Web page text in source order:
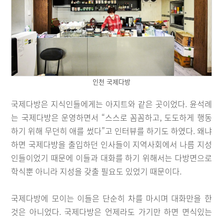
인천 국제다방
국제다방은 지식인들에게는 아지트와 같은 곳이었다. 윤석례
는 국제다방은 운영하면서 “스스로 꼼꼼하고, 도도하게 행동
하기 위해 무던히 애를 썼다”고 인터뷰를 하기도 하였다. 왜냐
하면 국제다방을 출입하던 인사들이 지역사회에서 나름 지성
인들이었기 때문에 이들과 대화를 하기 위해서는 다방면으로
학식뿐 아니라 지성을 갖출 필요도 있었기 때문이다.
국제다방에 모이는 이들은 단순히 차를 마시며 대화만을 한
것은 아니었다. 국제다방은 언제라도 가기만 하면 면식있는